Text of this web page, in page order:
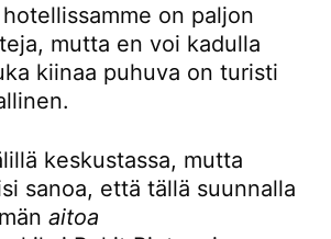
on paljon
mutta en voi kadulla
kiinaa puhuva on turisti
keskustassa, mutta
sanoa, että tällä suunnalla
aitoa